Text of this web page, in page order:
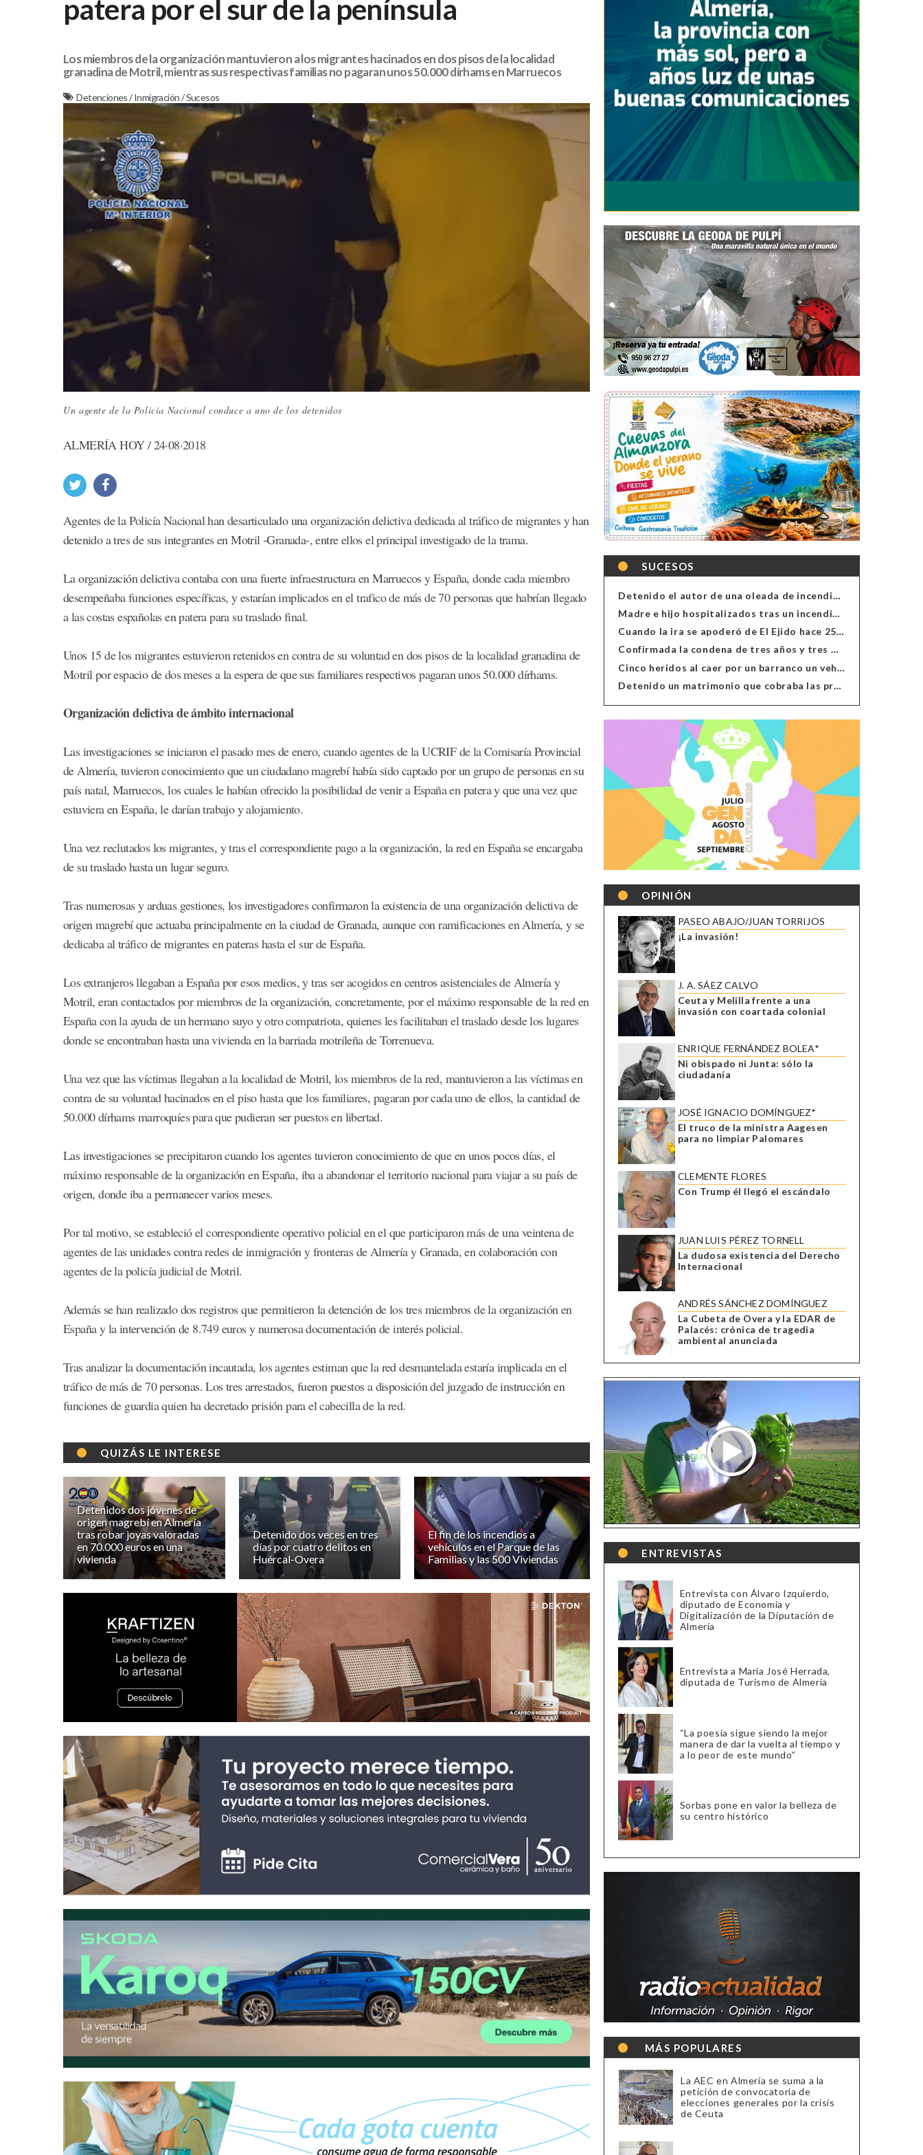
patera por el sur de la península
Los miembros de la organización mantuvieron a los migrantes hacinados en dos pisos de la localidad
granadina de Motril, mientras sus respectivas familias no pagaran unos 50.000 dírhams en Marruecos
Detenciones/Inmigración/Sucesos
Un agente de la Policía Nacional conduce a uno de los detenidos
ALMERÍA HOY / 24·08·2018
Agentes de la Policía Nacional han desarticulado una organización delictiva dedicada al tráfico de migrantes y han
detenido a tres de sus integrantes en Motril -Granada-, entre ellos el principal investigado de la trama.
La organización delictiva contaba con una fuerte infraestructura en Marruecos y España, donde cada miembro
desempeñaba funciones específicas, y estarían implicados en el trafico de más de 70 personas que habrían llegado
a las costas españolas en patera para su traslado final.
Unos 15 de los migrantes estuvieron retenidos en contra de su voluntad en dos pisos de la localidad granadina de
Motril por espacio de dos meses a la espera de que sus familiares respectivos pagaran unos 50.000 dírhams.
Organización delictiva de ámbito internacional
Las investigaciones se iniciaron el pasado mes de enero, cuando agentes de la UCRIF de la Comisaría Provincial
de Almería, tuvieron conocimiento que un ciudadano magrebí había sido captado por un grupo de personas en su
país natal, Marruecos, los cuales le habían ofrecido la posibilidad de venir a España en patera y que una vez que
estuviera en España, le darían trabajo y alojamiento.
Una vez reclutados los migrantes, y tras el correspondiente pago a la organización, la red en España se encargaba
de su traslado hasta un lugar seguro.
Tras numerosas y arduas gestiones, los investigadores confirmaron la existencia de una organización delictiva de
origen magrebí que actuaba principalmente en la ciudad de Granada, aunque con ramificaciones en Almería, y se
dedicaba al tráfico de migrantes en pateras hasta el sur de España.
Los extranjeros llegaban a España por esos medios, y tras ser acogidos en centros asistenciales de Almería y
Motril, eran contactados por miembros de la organización, concretamente, por el máximo responsable de la red en
España con la ayuda de un hermano suyo y otro compatriota, quienes les facilitaban el traslado desde los lugares
donde se encontraban hasta una vivienda en la barriada motrileña de Torrenueva.
Una vez que las víctimas llegaban a la localidad de Motril, los miembros de la red, mantuvieron a las víctimas en
contra de su voluntad hacinados en el piso hasta que los familiares, pagaran por cada uno de ellos, la cantidad de
50.000 dírhams marroquíes para que pudieran ser puestos en libertad.
Las investigaciones se precipitaron cuando los agentes tuvieron conocimiento de que en unos pocos días, el
máximo responsable de la organización en España, iba a abandonar el territorio nacional para viajar a su país de
origen, donde iba a permanecer varios meses.
Por tal motivo, se estableció el correspondiente operativo policial en el que participaron más de una veintena de
agentes de las unidades contra redes de inmigración y fronteras de Almería y Granada, en colaboración con
agentes de la policía judicial de Motril.
Además se han realizado dos registros que permitieron la detención de los tres miembros de la organización en
España y la intervención de 8.749 euros y numerosa documentación de interés policial.
Tras analizar la documentación incautada, los agentes estiman que la red desmantelada estaría implicada en el
tráfico de más de 70 personas. Los tres arrestados, fueron puestos a disposición del juzgado de instrucción en
funciones de guardia quien ha decretado prisión para el cabecilla de la red.
QUIZÁS LE INTERESE
Detenidos dos jóvenes de
origen magrebí en Almería
tras robar joyas valoradas
en 70.000 euros en una
vivienda
Detenido dos veces en tres
días por cuatro delitos en
Huércal-Overa
El fin de los incendios a
vehículos en el Parque de las
Familias y las 500 Viviendas
SUCESOS
Detenido el autor de una oleada de incendios de contenedores en Almería
Madre e hijo hospitalizados tras un incendio en la cocina de una vivienda en Almería
Cuando la ira se apoderó de El Ejido hace 25 años
Confirmada la condena de tres años y tres meses al hombre de Antas acusado de xenofobia
Cinco heridos al caer por un barranco un vehículo en Alcolea
Detenido un matrimonio que cobraba las prestaciones de ilegales en Almería, Granada, Málaga, Huelva y Murcia
OPINIÓN
PASEO ABAJO/JUAN TORRIJOS
¡La invasión!
J. A. SÁEZ CALVO
Ceuta y Melilla frente a una
invasión con coartada colonial
ENRIQUE FERNÁNDEZ BOLEA*
Ni obispado ni Junta: sólo la
ciudadanía
JOSÉ IGNACIO DOMÍNGUEZ*
El truco de la ministra Aagesen
para no limpiar Palomares
CLEMENTE FLORES
Con Trump él llegó el escándalo
JUAN LUIS PÉREZ TORNELL
La dudosa existencia del Derecho
Internacional
ANDRÉS SÁNCHEZ DOMÍNGUEZ
La Cubeta de Overa y la EDAR de
Palacés: crónica de tragedia
ambiental anunciada
ENTREVISTAS
Entrevista con Álvaro Izquierdo,
diputado de Economía y
Digitalización de la Diputación de
Almería
Entrevista a María José Herrada,
diputada de Turismo de Almería
“La poesía sigue siendo la mejor
manera de dar la vuelta al tiempo y
a lo peor de este mundo”
Sorbas pone en valor la belleza de
su centro histórico
MÁS POPULARES
La AEC en Almería se suma a la
petición de convocatoria de
elecciones generales por la crisis
de Ceuta